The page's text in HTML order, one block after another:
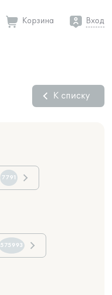
Корзина Вход
К списку
7791
575993